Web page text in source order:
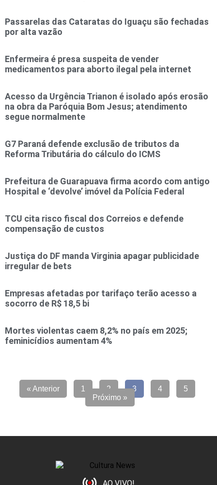
Passarelas das Cataratas do Iguaçu são fechadas
por alta vazão
Enfermeira é presa suspeita de vender
medicamentos para aborto ilegal pela internet
Acesso da Urgência Trianon é isolado após erosão
na obra da Paróquia Bom Jesus; atendimento
segue normalmente
G7 Paraná defende exclusão de tributos da
Reforma Tributária do cálculo do ICMS
Prefeitura de Guarapuava firma acordo com antigo
Hospital e ‘devolve’ imóvel da Polícia Federal
TCU cita risco fiscal dos Correios e defende
compensação de custos
Justiça do DF manda Virginia apagar publicidade
irregular de bets
Empresas afetadas por tarifaço terão acesso a
socorro de R$ 18,5 bi
Mortes violentas caem 8,2% no país em 2025;
feminicídios aumentam 4%
« Anterior 1 2 3 4
5
Próximo »